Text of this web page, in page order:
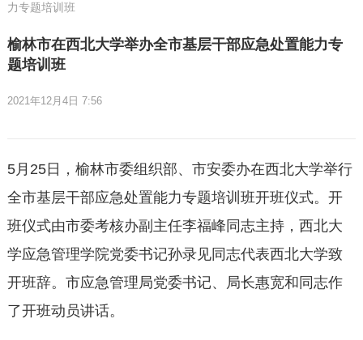
力专题培训班
榆林市在西北大学举办全市基层干部应急处置能力专
题培训班
2021年12月4日 7:56
5月25日，榆林市委组织部、市安委办在西北大学举行
全市基层干部应急处置能力专题培训班开班仪式。开
班仪式由市委考核办副主任李福峰同志主持，西北大
学应急管理学院党委书记孙录见同志代表西北大学致
开班辞。市应急管理局党委书记、局长惠宽和同志作
了开班动员讲话。